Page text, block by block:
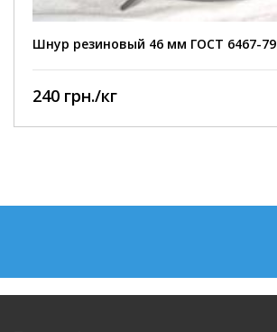
Шнур резиновый 46 мм ГОСТ 6467-79
240 грн./кг